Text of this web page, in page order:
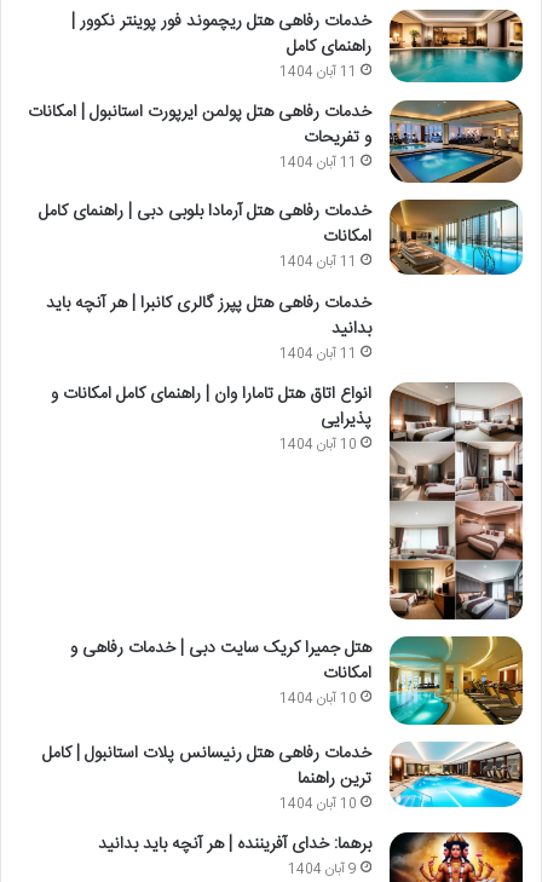
خدمات رفاهی هتل ریچموند فور پوینتر نکوور |
راهنمای کامل
11 آبان 1404
خدمات رفاهی هتل پولمن ایرپورت استانبول | امکانات
و تفریحات
11 آبان 1404
خدمات رفاهی هتل آرمادا بلوبی دبی | راهنمای کامل
امکانات
11 آبان 1404
خدمات رفاهی هتل پپرز گالری کانبرا | هر آنچه باید
بدانید
11 آبان 1404
انواع اتاق هتل تامارا وان | راهنمای کامل امکانات و
پذیرایی
10 آبان 1404
هتل جمیرا کریک سایت دبی | خدمات رفاهی و
امکانات
10 آبان 1404
خدمات رفاهی هتل رنیسانس پلات استانبول | کامل
ترین راهنما
10 آبان 1404
برهما: خدای آفریننده | هر آنچه باید بدانید
9 آبان 1404